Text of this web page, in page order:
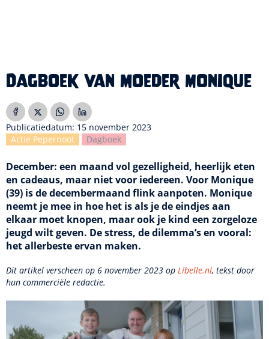
Dagboek van moeder Monique
Publicatiedatum: 15 november 2023
Actie Pepernoot
Dagboek
December: een maand vol gezelligheid, heerlijk eten
en cadeaus, maar niet voor iedereen. Voor Monique
(39) is de decembermaand flink aanpoten. Monique
neemt je mee in hoe het is als je de eindjes aan
elkaar moet knopen, maar ook je kind een zorgeloze
jeugd wilt geven. De stress, de dilemma’s en vooral:
het allerbeste ervan maken.
Dit artikel verscheen op 6 november 2023 op Libelle.nl, tekst door
hun commerciële redactie.